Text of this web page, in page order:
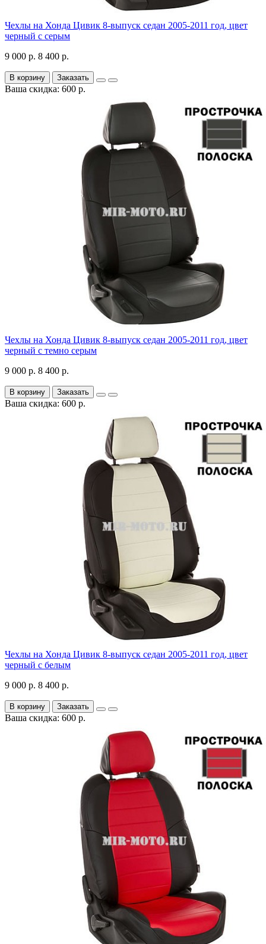
Чехлы на Хонда Цивик 8-выпуск седан 2005-2011 год, цвет
черный с серым
9 000 р. 8 400 р.
В корзину Заказать
Ваша скидка: 600 р.
Чехлы на Хонда Цивик 8-выпуск седан 2005-2011 год, цвет
черный с темно серым
9 000 р. 8 400 р.
В корзину Заказать
Ваша скидка: 600 р.
Чехлы на Хонда Цивик 8-выпуск седан 2005-2011 год, цвет
черный с белым
9 000 р. 8 400 р.
В корзину Заказать
Ваша скидка: 600 р.